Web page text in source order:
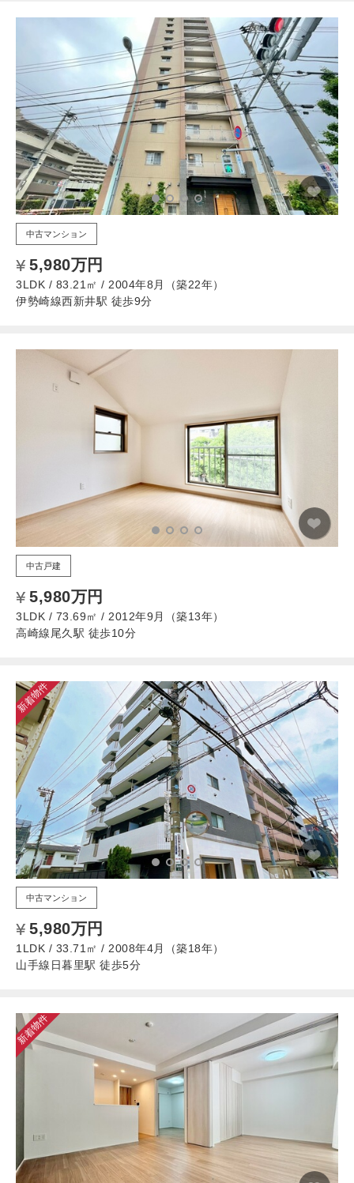
中古マンション
5,980万円
3LDK / 83.21㎡ / 2004年8月（築22年）
伊勢崎線西新井駅 徒歩9分
中古戸建
5,980万円
3LDK / 73.69㎡ / 2012年9月（築13年）
高崎線尾久駅 徒歩10分
新着物件
中古マンション
5,980万円
1LDK / 33.71㎡ / 2008年4月（築18年）
山手線日暮里駅 徒歩5分
新着物件